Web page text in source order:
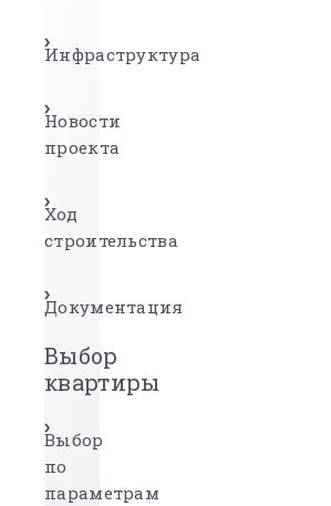
Инфраструктура
Новости
проекта
Ход
строительства
Документация
Выбор
квартиры
Выбор
по
параметрам